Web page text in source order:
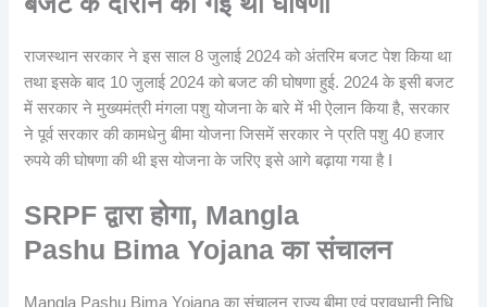
राजस्थान सरकार ने इस साल 8 जुलाई 2024 को अंतरिम बजट पेश किया था
तथा इसके बाद 10 जुलाई 2024 को बजट की घोषणा हुई. 2024 के इसी बजट
में सरकार ने मुख्यमंत्री मंगला पशु योजना के बारे में भी ऐलान किया है, सरकार
ने पूर्व सरकार की कामधेनु बीमा योजना जिसमें सरकार ने प्रति पशु 40 हजार
रुपये की घोषणा की थी इस योजना के जरिए इसे आगे बढ़ाया गया है I
SRPF द्वारा होगा, Mangla
Pashu Bima Yojana का संचालन
Mangla Pashu Bima Yojana का संचालन राज्य बीमा एवं प्रावधानी निधि